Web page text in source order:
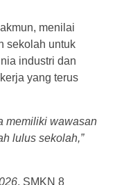
menilai
sekolah untuk
industri dan
yang terus
memiliki wawasan
lulus sekolah,”
, SMKN 8